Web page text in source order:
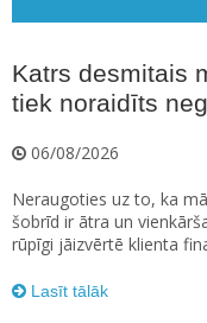
Katrs desmitais
tiek noraidīts
06/08/2026
Neraugoties uz to, ka
šobrīd ir ātra un
rūpīgi jāizvērtē klienta
Lasīt tālāk